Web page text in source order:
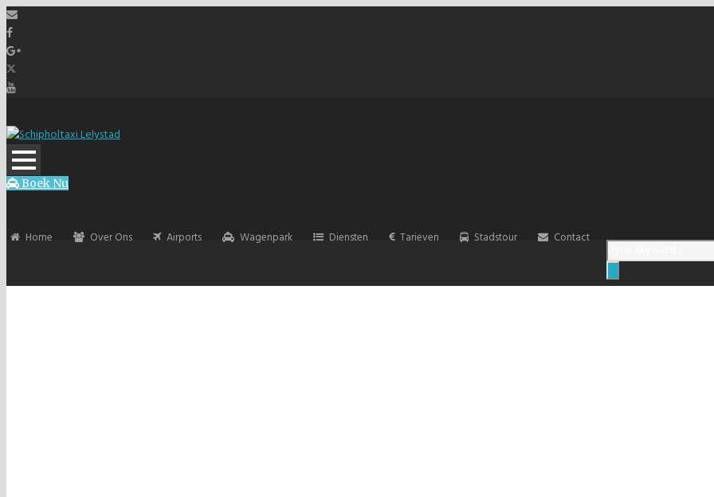
Boek Nu
Home Over Ons Airports Wagenpark Diensten Tarieven Stadstour Contact